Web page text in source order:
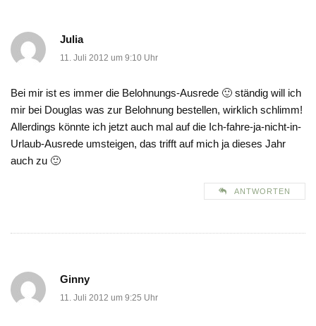
Julia
11. Juli 2012 um 9:10 Uhr
Bei mir ist es immer die Belohnungs-Ausrede 🙂 ständig will ich
mir bei Douglas was zur Belohnung bestellen, wirklich schlimm!
Allerdings könnte ich jetzt auch mal auf die Ich-fahre-ja-nicht-in-
Urlaub-Ausrede umsteigen, das trifft auf mich ja dieses Jahr
auch zu 🙂
ANTWORTEN
Ginny
11. Juli 2012 um 9:25 Uhr